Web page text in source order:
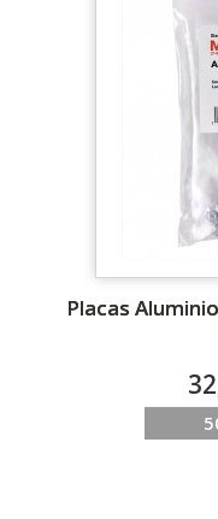
Placas